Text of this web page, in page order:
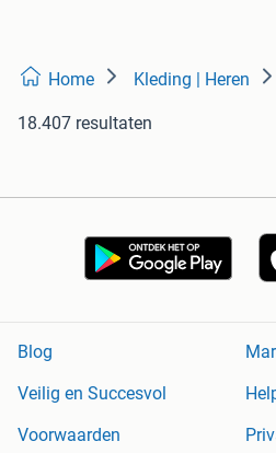
Home Kleding | Heren
18.407 resultaten
Blog
Veilig en Succesvol
Voorwaarden